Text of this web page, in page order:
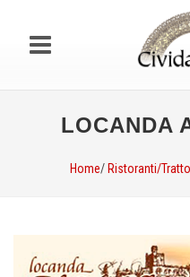
LOCANDA
Home/ Ristoranti/